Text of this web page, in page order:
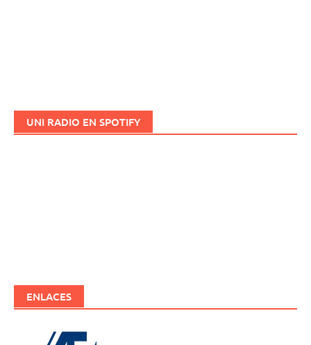
UNI RADIO EN SPOTIFY
ENLACES